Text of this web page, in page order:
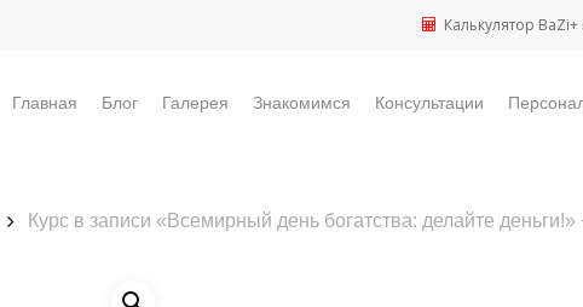
Калькулятор
Главная Блог Галерея Знакомимся Консультации
Курс в записи «Всемирный день богатства: делайте